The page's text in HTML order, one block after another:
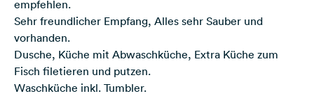
empfehlen.
Sehr freundlicher Empfang, Alles sehr Sauber und
vorhanden.
Dusche, Küche mit Abwaschküche, Extra Küche zum
Fisch filetieren und putzen.
Waschküche inkl. Tumbler.